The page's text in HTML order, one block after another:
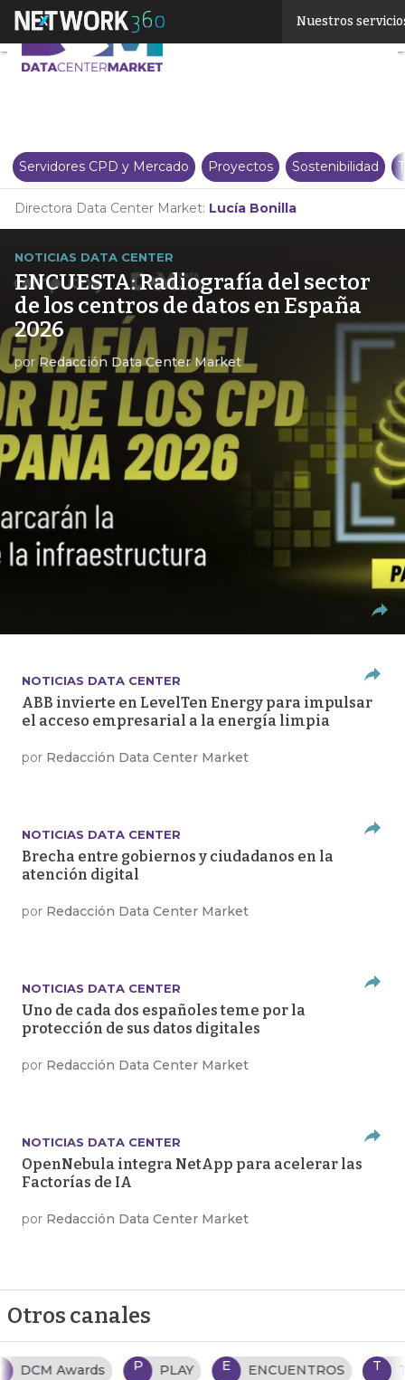
Nuestros
Servidores CPD y Mercado Proyectos Sostenibilidad
Directora Data Center Market: Lucía Bonilla
NOTICIAS DATA CENTER
ENCUESTA: Radiografía del sector
de los centros de datos en España
2026
porRedacción Data Center Market
NOTICIAS DATA CENTER
ABB invierte en LevelTen Energy para impulsar
el acceso empresarial a la energía limpia
por Redacción Data Center Market
NOTICIAS DATA CENTER
Brecha entre gobiernos y ciudadanos en la
atención digital
por Redacción Data Center Market
NOTICIAS DATA CENTER
Uno de cada dos españoles teme por la
protección de sus datos digitales
por Redacción Data Center Market
NOTICIAS DATA CENTER
OpenNebula integra NetApp para acelerar las
Factorías de IA
por Redacción Data Center Market
Otros canales
P PLAY E ENCUENTROS T TENDENCIAS TI